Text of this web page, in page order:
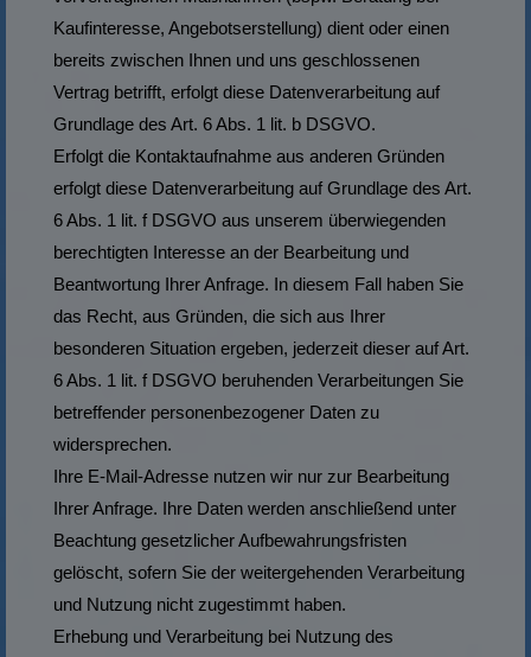
Kaufinteresse, Angebotserstellung) dient oder einen
bereits zwischen Ihnen und uns geschlossenen
Vertrag betrifft, erfolgt diese Datenverarbeitung auf
Grundlage des Art. 6 Abs. 1 lit. b DSGVO.
Erfolgt die Kontaktaufnahme aus anderen Gründen
erfolgt diese Datenverarbeitung auf Grundlage des Art.
6 Abs. 1 lit. f DSGVO aus unserem überwiegenden
berechtigten Interesse an der Bearbeitung und
Beantwortung Ihrer Anfrage. In diesem Fall haben Sie
das Recht, aus Gründen, die sich aus Ihrer
besonderen Situation ergeben, jederzeit dieser auf Art.
6 Abs. 1 lit. f DSGVO beruhenden Verarbeitungen Sie
betreffender personenbezogener Daten zu
widersprechen.
Ihre E-Mail-Adresse nutzen wir nur zur Bearbeitung
Ihrer Anfrage. Ihre Daten werden anschließend unter
Beachtung gesetzlicher Aufbewahrungsfristen
gelöscht, sofern Sie der weitergehenden Verarbeitung
und Nutzung nicht zugestimmt haben.
Erhebung und Verarbeitung bei Nutzung des